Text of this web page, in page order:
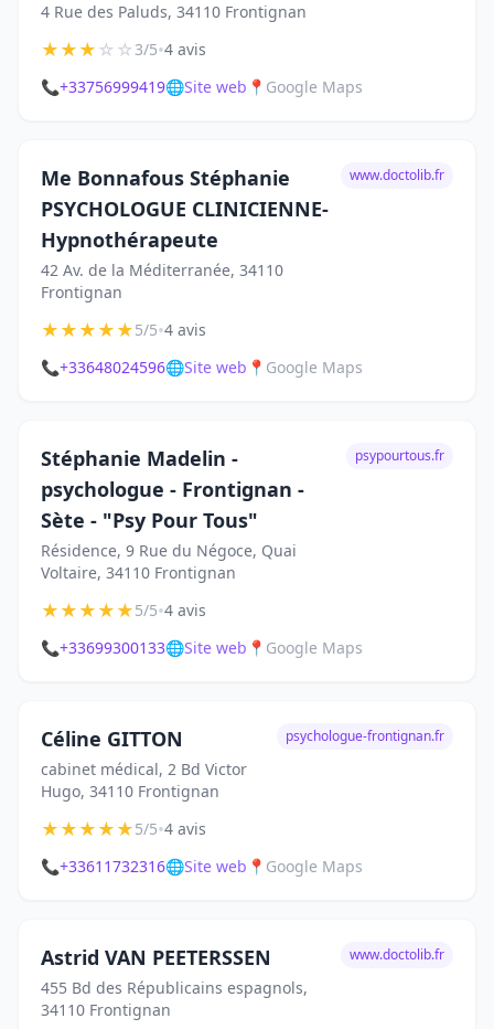
4 Rue des Paluds, 34110 Frontignan
★★★☆☆3/5•4 avis
📞+33756999419🌐Site web 📍 Google Maps
Me Bonnafous Stéphanie
PSYCHOLOGUE CLINICIENNE-
Hypnothérapeute
42 Av. de la Méditerranée, 34110
Frontignan
www.doctolib.fr
★★★★★5/5•4 avis
📞+33648024596🌐Site web 📍 Google Maps
Stéphanie Madelin -
psychologue - Frontignan -
Sète - "Psy Pour Tous"
Résidence, 9 Rue du Négoce, Quai
Voltaire, 34110 Frontignan
psypourtous.fr
★★★★★5/5•4 avis
📞+33699300133🌐Site web 📍 Google Maps
Céline GITTON
cabinet médical, 2 Bd Victor
Hugo, 34110 Frontignan
psychologue-frontignan.fr
★★★★★5/5•4 avis
📞+33611732316🌐Site web 📍 Google Maps
Astrid VAN PEETERSSEN
455 Bd des Républicains espagnols,
34110 Frontignan
www.doctolib.fr